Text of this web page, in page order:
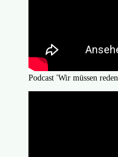
Podcast 'Wir müssen